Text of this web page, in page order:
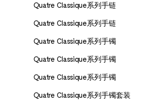
Quatre Classique系列手链
Quatre Classique系列手链
Quatre Classique系列手镯
Quatre Classique系列手镯
Quatre Classique系列手镯
Quatre Classique系列手镯套装